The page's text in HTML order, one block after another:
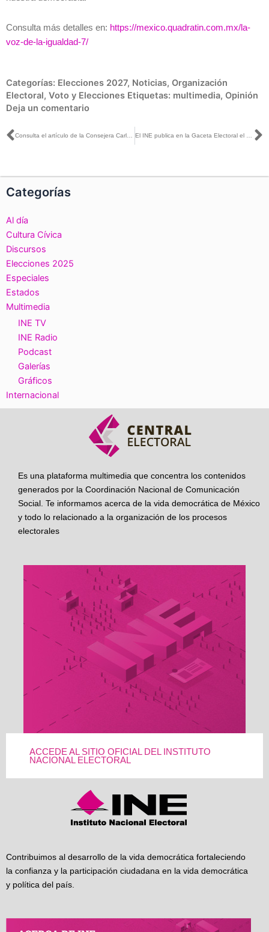
Consulta más detalles en: https://mexico.quadratin.com.mx/la-
voz-de-la-igualdad-7/
Categorías: Elecciones 2027, Noticias, Organización
Electoral, Voto y Elecciones Etiquetas: multimedia, Opinión
Deja un comentario
Ant
Categorías
Al día
Cultura Cívica
Discursos
Elecciones 2025
Especiales
Estados
Multimedia
INE TV
INE Radio
Podcast
Galerías
Gráficos
Internacional
Es una plataforma multimedia que concentra los contenidos
generados por la Coordinación Nacional de Comunicación
Social. Te informamos acerca de la vida democrática de México
y todo lo relacionado a la organización de los procesos
electorales
ACCEDE AL SITIO OFICIAL DEL INSTITUTO
NACIONAL ELECTORAL
Contribuimos al desarrollo de la vida democrática fortaleciendo
la confianza y la participación ciudadana en la vida democrática
y política del país.